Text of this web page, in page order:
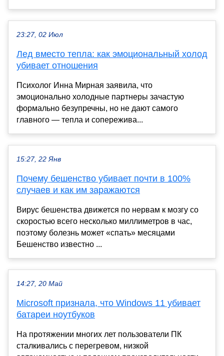
23:27, 02 Июл
Лед вместо тепла: как эмоциональный холод
убивает отношения
Психолог Инна Мирная заявила, что
эмоционально холодные партнеры зачастую
формально безупречны, но не дают самого
главного — тепла и сопережива...
15:27, 22 Янв
Почему бешенство убивает почти в 100%
случаев и как им заражаются
Вирус бешенства движется по нервам к мозгу со
скоростью всего несколько миллиметров в час,
поэтому болезнь может «спать» месяцами
Бешенство известно ...
14:27, 20 Май
Microsoft признала, что Windows 11 убивает
батареи ноутбуков
На протяжении многих лет пользователи ПК
сталкивались с перегревом, низкой